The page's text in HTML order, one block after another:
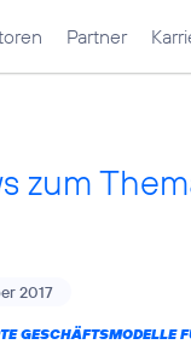
Partner
zum
2017
GESCHÄFTSMODELLE